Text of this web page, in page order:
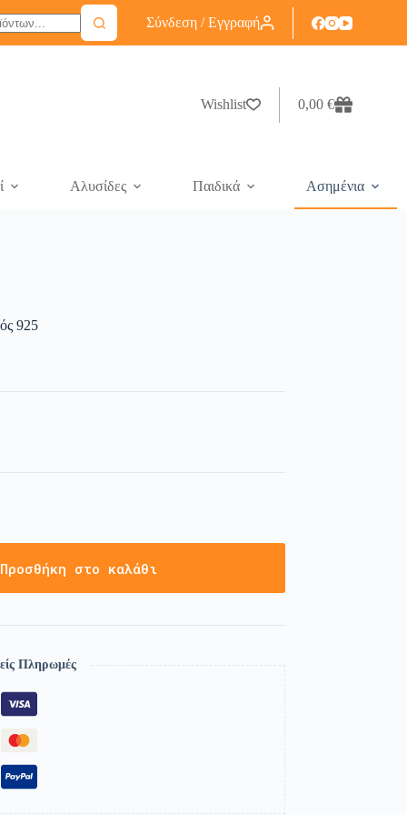
Σύνδεση / Εγγραφή
Wishlist 0,00 €
Αλυσίδες Παιδικά Ασημένια
925
Προσθήκη στο καλάθι
Πληρωμές